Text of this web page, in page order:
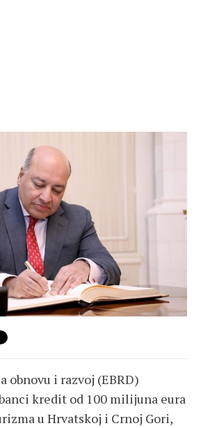
obnovu i razvoj (EBRD)
kredit od 100 milijuna eura
u Hrvatskoj i Crnoj Gori,